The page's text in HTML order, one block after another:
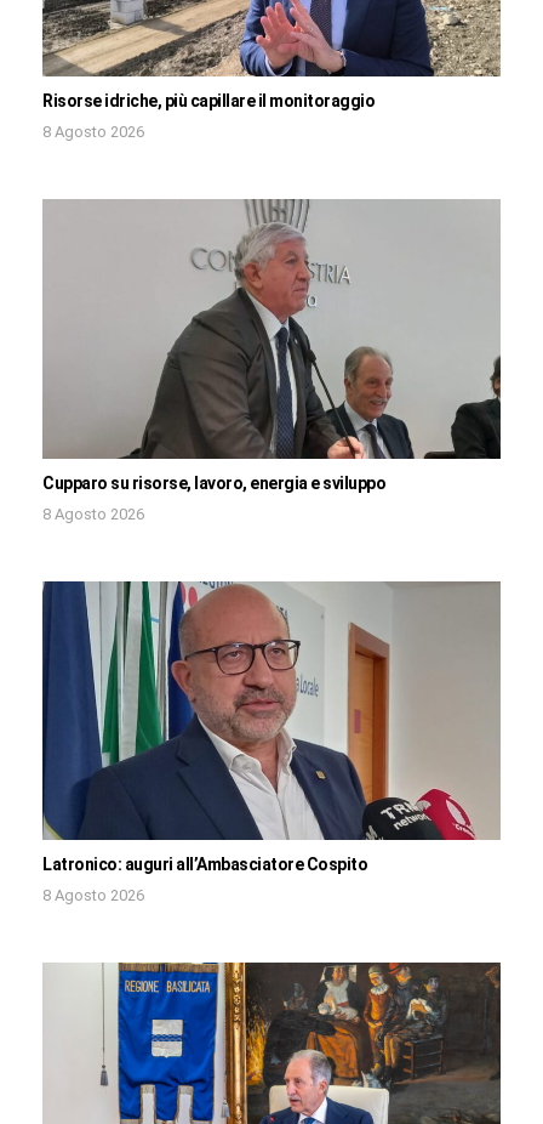
Risorse idriche, più capillare il monitoraggio
8 Agosto 2026
Cupparo su risorse, lavoro, energia e sviluppo
8 Agosto 2026
Latronico: auguri all’Ambasciatore Cospito
8 Agosto 2026